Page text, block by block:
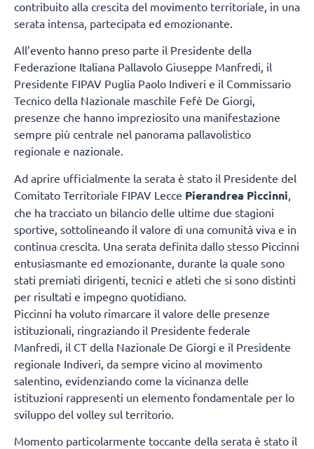
contribuito alla crescita del movimento territoriale, in una
serata intensa, partecipata ed emozionante.
All’evento hanno preso parte il Presidente della
Federazione Italiana Pallavolo Giuseppe Manfredi, il
Presidente FIPAV Puglia Paolo Indiveri e il Commissario
Tecnico della Nazionale maschile Fefè De Giorgi,
presenze che hanno impreziosito una manifestazione
sempre più centrale nel panorama pallavolistico
regionale e nazionale.
Ad aprire ufficialmente la serata è stato il Presidente del
Comitato Territoriale FIPAV Lecce Pierandrea Piccinni
che ha tracciato un bilancio delle ultime due stagioni
sportive, sottolineando il valore di una comunità viva e in
continua crescita. Una serata definita dallo stesso Piccinni
entusiasmante ed emozionante, durante la quale sono
stati premiati dirigenti, tecnici e atleti che si sono distinti
per risultati e impegno quotidiano.
Piccinni ha voluto rimarcare il valore delle presenze
istituzionali, ringraziando il Presidente federale
Manfredi, il CT della Nazionale De Giorgi e il Presidente
regionale Indiveri, da sempre vicino al movimento
salentino, evidenziando come la vicinanza delle
istituzioni rappresenti un elemento fondamentale per lo
sviluppo del volley sul territorio.
Momento particolarmente toccante della serata è stato il